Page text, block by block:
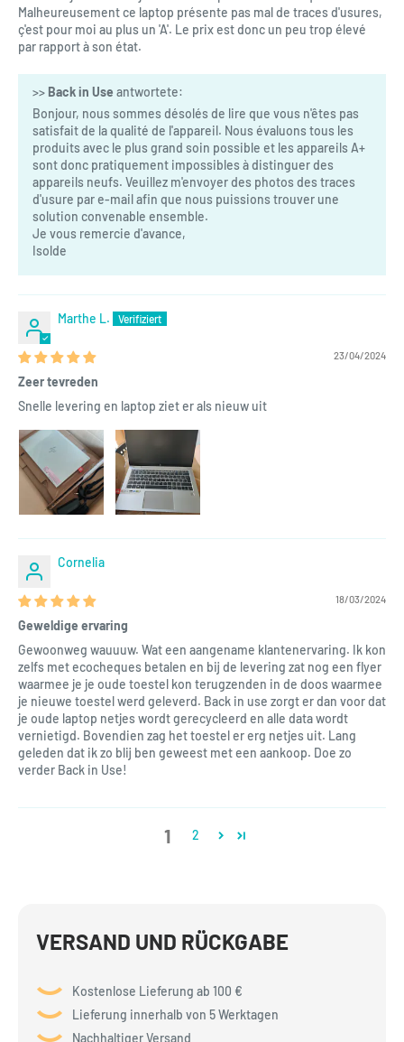
Malheureusement ce laptop présente pas mal de traces d'usures,
ç'est pour moi au plus un 'A'. Le prix est donc un peu trop élevé
par rapport à son état.
>> Back in Use antwortete:
Bonjour, nous sommes désolés de lire que vous n'êtes pas
satisfait de la qualité de l'appareil. Nous évaluons tous les
produits avec le plus grand soin possible et les appareils A+
sont donc pratiquement impossibles à distinguer des
appareils neufs. Veuillez m'envoyer des photos des traces
d'usure par e-mail afin que nous puissions trouver une
solution convenable ensemble.
Je vous remercie d'avance,
Isolde
Marthe L.
23/04/2024
Zeer tevreden
Snelle levering en laptop ziet er als nieuw uit
Cornelia
18/03/2024
Geweldige ervaring
Gewoonweg wauuuw. Wat een aangename klantenervaring. Ik kon
zelfs met ecocheques betalen en bij de levering zat nog een flyer
waarmee je je oude toestel kon terugzenden in de doos waarmee
je nieuwe toestel werd geleverd. Back in use zorgt er dan voor dat
je oude laptop netjes wordt gerecycleerd en alle data wordt
vernietigd. Bovendien zag het toestel er erg netjes uit. Lang
geleden dat ik zo blij ben geweest met een aankoop. Doe zo
verder Back in Use!
1 2
VERSAND UND RÜCKGABE
Kostenlose Lieferung ab 100 €
Lieferung innerhalb von 5 Werktagen
Nachhaltiger Versand